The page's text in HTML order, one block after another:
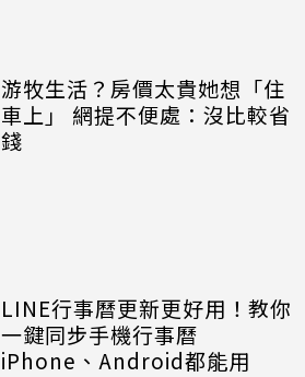
游牧生活？房價太貴她想「住
車上」 網提不便處：沒比較省
錢
LINE行事曆更新更好用！教你
一鍵同步手機行事曆
iPhone、Android都能用